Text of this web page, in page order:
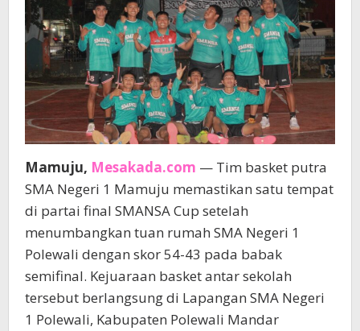
Mamuju, Mesakada.com — Tim basket putra
SMA Negeri 1 Mamuju memastikan satu tempat
di partai final SMANSA Cup setelah
menumbangkan tuan rumah SMA Negeri 1
Polewali dengan skor 54-43 pada babak
semifinal. Kejuaraan basket antar sekolah
tersebut berlangsung di Lapangan SMA Negeri
1 Polewali, Kabupaten Polewali Mandar